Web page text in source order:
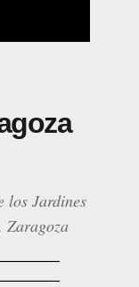
los Jardines
Zaragoza